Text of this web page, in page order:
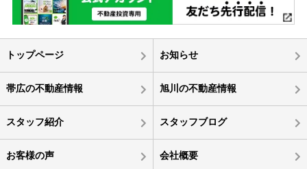
トップページ お知らせ
帯広の不動産情報 旭川の不動産情報
スタッフ紹介 スタッフブログ
お客様の声 会社概要